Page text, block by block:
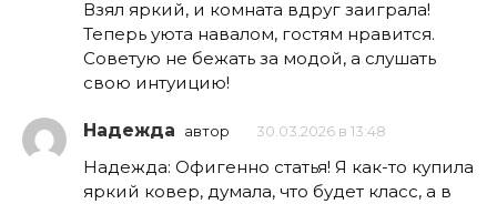
Взял яркий, и комната вдруг заиграла!
Теперь уюта навалом, гостям нравится.
Советую не бежать за модой, а слушать
свою интуицию!
Надежда автор 30.03.2026 в 13:48
Надежда: Офигенно статья! Я как-то купила
яркий ковер, думала, что будет класс, а в